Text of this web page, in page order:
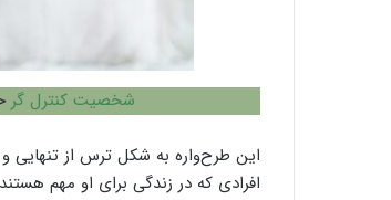
شخصیت کنترل گر
این طرح‌واره به شکل ترس از تنهایی
افرادی که در زندگی برای او مهم